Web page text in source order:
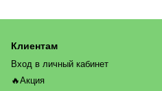
Клиентам
Вход в личный кабинет
🔥Акция